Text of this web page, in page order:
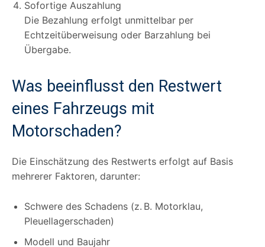
Sofortige Auszahlung
Die Bezahlung erfolgt unmittelbar per
Echtzeitüberweisung oder Barzahlung bei
Übergabe.
Was beeinflusst den Restwert
eines Fahrzeugs mit
Motorschaden?
Die Einschätzung des Restwerts erfolgt auf Basis
mehrerer Faktoren, darunter:
Schwere des Schadens (z. B. Motorklau,
Pleuellagerschaden)
Modell und Baujahr